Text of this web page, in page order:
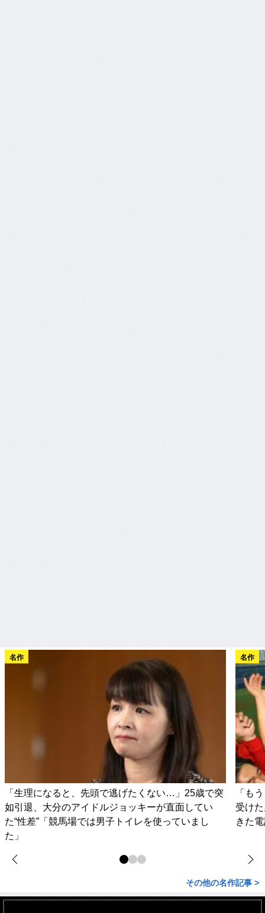
名作
「生理になると、先頭で逃げたくない…」25歳で突
如引退、大分のアイドルジョッキーが直面してい
た“性差”「競馬場では男子トイレを使っていまし
た」
名作
「も
受け
きた
その他の名作記事 >